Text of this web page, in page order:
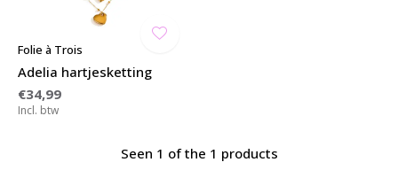
Folie à Trois
Adelia hartjesketting
€34,99
Incl. btw
Seen 1 of the 1 products